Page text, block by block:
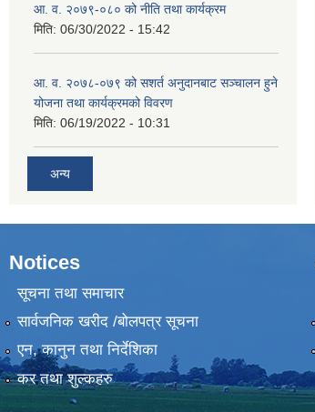
आ. व. २०७९-०८० को नीति तथा कार्यक्रम
मिति: 06/30/2022 - 15:42
आ. व. २०७८-०७९ को सशर्त अनुदानबाट सञ्चालन हुने
योजना तथा कार्यक्रमको विवरण
मिति: 06/19/2022 - 10:31
अन्य
Notices
सूचना तथा समाचार
सार्वजनिक खरीद /बोलपत्र सूचना
एन, कानुन तथा निर्देशिका
कर तथा शुल्कहरु